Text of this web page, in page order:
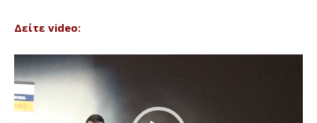
Δείτε video:
Π
ρ
ό
γ